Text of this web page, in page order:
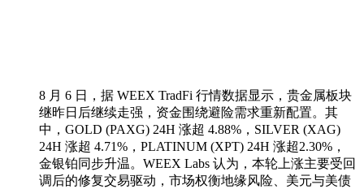
8 月 6 日，据 WEEX TradFi 行情数据显示，贵金属板块
继昨日后继续走强，资金围绕避险需求重新配置。其
中，GOLD (PAXG) 24H 涨超 4.88%，SILVER (XAG)
24H 涨超 4.71%，PLATINUM (XPT) 24H 涨超2.30%，
金银铂同步升温。WEEX Labs 认为，本轮上涨主要受回
调后的修复交易驱动，市场权衡地缘风险、美元与美债